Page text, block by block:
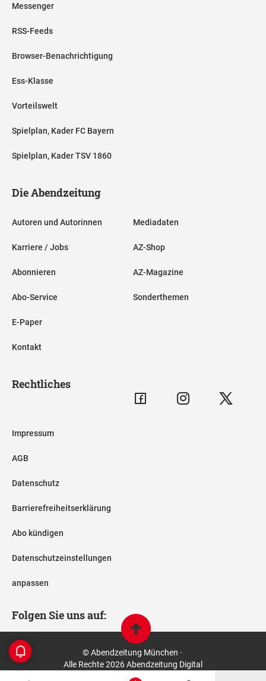
Messenger
RSS-Feeds
Browser-Benachrichtigung
Ess-Klasse
Vorteilswelt
Spielplan, Kader FC Bayern
Spielplan, Kader TSV 1860
Die Abendzeitung
Autoren und Autorinnen
Karriere / Jobs
Abonnieren
Abo-Service
E-Paper
Kontakt
Mediadaten
AZ-Shop
AZ-Magazine
Sonderthemen
Rechtliches
Impressum
AGB
Datenschutz
Barrierefreiheitserklärung
Abo kündigen
Datenschutzeinstellungen
anpassen
Folgen Sie uns auf:
© Abendzeitung München ·
Alle Rechte 2026 Abendzeitung Digital